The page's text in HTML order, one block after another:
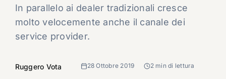
EVENTI
CHI SIAMO
In parallelo ai dealer tradizionali cresce
molto velocemente anche il canale dei
service provider.
Ruggero Vota 28 Ottobre 2019 2 min di lettura